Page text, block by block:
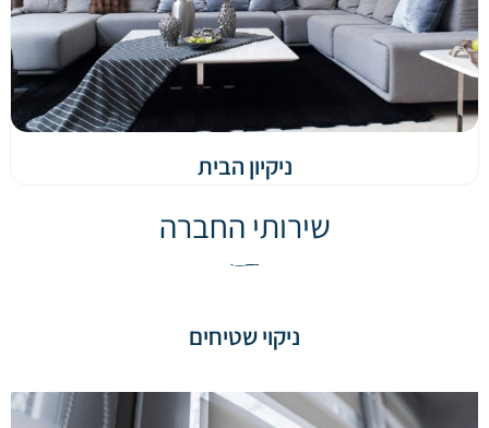
ניקיון הבית
שירותי החברה
ניקוי שטיחים